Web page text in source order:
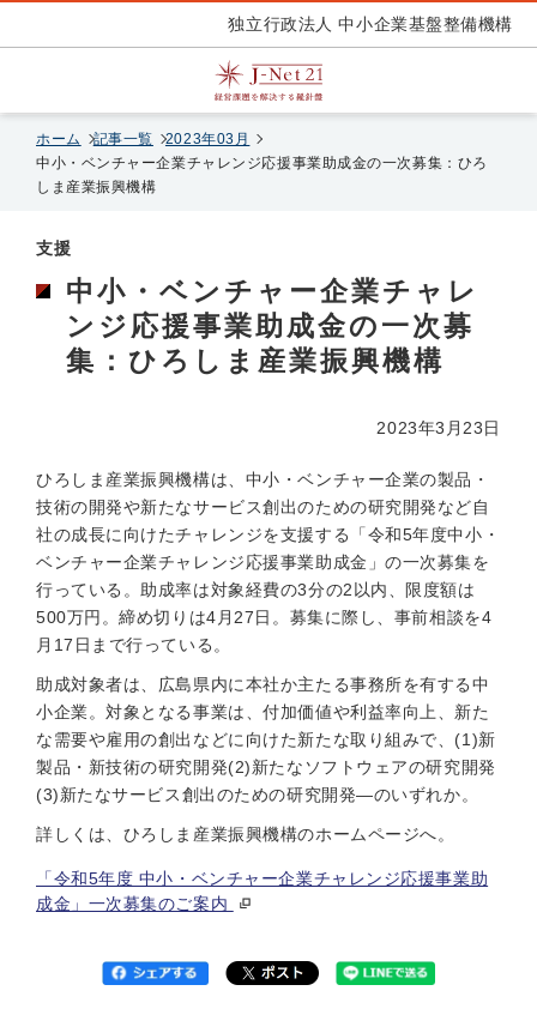
独立行政法人 中小企業基盤整備機構
ホーム 記事一覧
2023年03月
中小・ベンチャー企業チャレンジ応援事業助成金の一次募集：ひろ
しま産業振興機構
支援
中小・ベンチャー企業チャレ
ンジ応援事業助成金の一次募
集：ひろしま産業振興機構
2023年3月23日
ひろしま産業振興機構は、中小・ベンチャー企業の製品・
技術の開発や新たなサービス創出のための研究開発など自
社の成長に向けたチャレンジを支援する「令和5年度中小・
ベンチャー企業チャレンジ応援事業助成金」の一次募集を
行っている。助成率は対象経費の3分の2以内、限度額は
500万円。締め切りは4月27日。募集に際し、事前相談を4
月17日まで行っている。
助成対象者は、広島県内に本社か主たる事務所を有する中
小企業。対象となる事業は、付加価値や利益率向上、新た
な需要や雇用の創出などに向けた新たな取り組みで、(1)新
製品・新技術の研究開発(2)新たなソフトウェアの研究開発
(3)新たなサービス創出のための研究開発—のいずれか。
詳しくは、ひろしま産業振興機構のホームページへ。
「令和5年度 中小・ベンチャー企業チャレンジ応援事業助
成金」一次募集のご案内